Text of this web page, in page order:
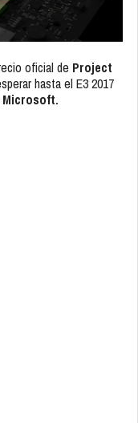
oficial de Project
hasta el E3 2017
Microsoft.